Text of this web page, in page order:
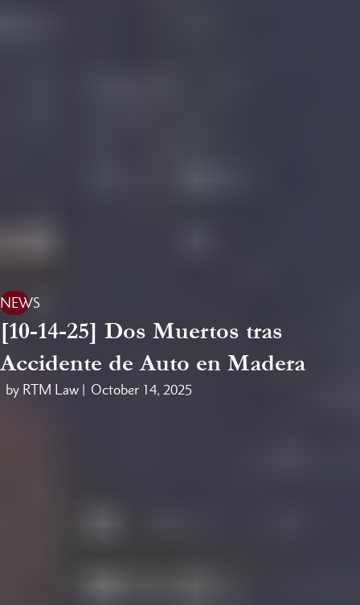
NEWS
[10-14-25] Dos Muertos tras
Accidente de Auto en Madera
by RTM Law | October 14, 2025